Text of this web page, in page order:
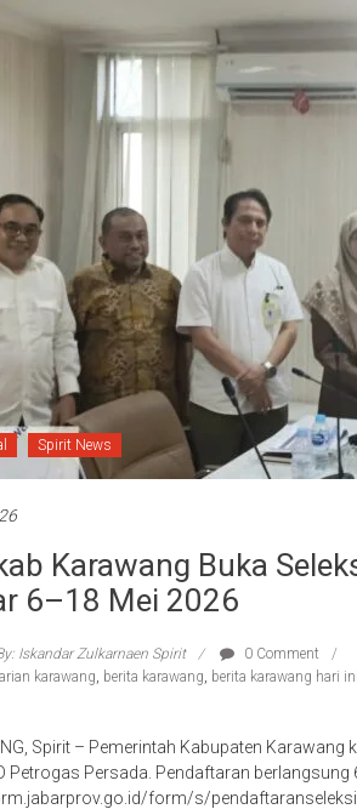
Spirit News
Karawang Buka
6–18 Mei 2026
Iskandar Zulkarnaen Spirit
0 Comment
karawang, berita karawang, berita karawang hari ini
Spirit – Pemerintah Kabupaten
Petrogas Persada. Pendaftaran berlangsung
form/s/pendaftaranseleksi⁠.